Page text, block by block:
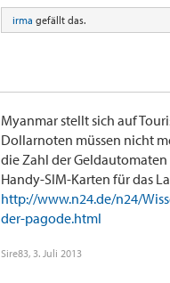
irma gefällt das.
Myanmar stellt sich auf
Dollarnoten müssen nicht
die Zahl der
Handy-SIM-Karten für das
http://www.n24.de/n24/
der-pagode.html
Sire83, 3. Juli 2013